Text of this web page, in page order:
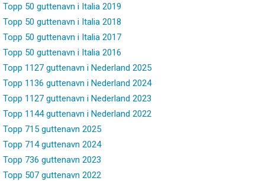
Topp 50 guttenavn i Italia 2019
Topp 50 guttenavn i Italia 2018
Topp 50 guttenavn i Italia 2017
Topp 50 guttenavn i Italia 2016
Topp 1127 guttenavn i Nederland 2025
Topp 1136 guttenavn i Nederland 2024
Topp 1127 guttenavn i Nederland 2023
Topp 1144 guttenavn i Nederland 2022
Topp 715 guttenavn 2025
Topp 714 guttenavn 2024
Topp 736 guttenavn 2023
Topp 507 guttenavn 2022